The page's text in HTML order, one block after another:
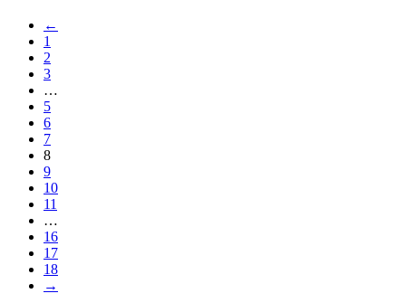
←
1
2
3
…
5
6
7
8
9
10
11
…
16
17
18
→